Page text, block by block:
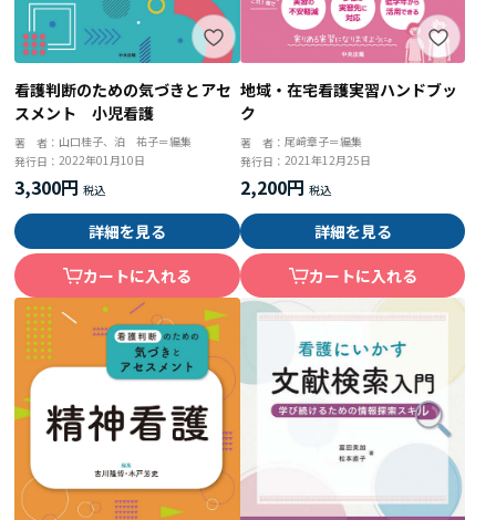
看護判断のための気づきとアセ
スメント 小児看護
著 者： 山口桂子、泊 祐子＝編集
発行日：2022年01月10日
3,300円
詳細を見る
カートに入れる
地域・在宅看護実習ハンドブッ
ク
著 者： 尾﨑章子＝編集
発行日： 2021年12月25日
2,200円
詳細を見る
カートに入れる